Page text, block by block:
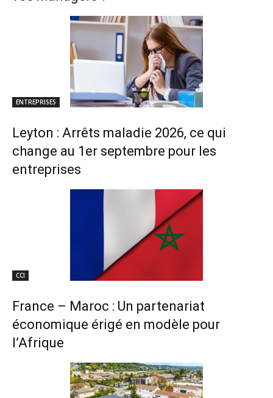
ENTREPRISES
Leyton : Arrêts maladie 2026, ce qui
change au 1er septembre pour les
entreprises
CCI
France – Maroc : Un partenariat
économique érigé en modèle pour
l’Afrique